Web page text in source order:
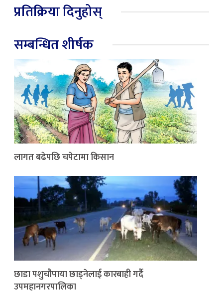
प्रतिक्रिया दिनुहोस्
सम्बन्धित शीर्षक
लागत बढेपछि चपेटामा किसान
छाडा पशुचौपाया छाड्नेलाई कारबाही गर्दै
उपमहानगरपालिका